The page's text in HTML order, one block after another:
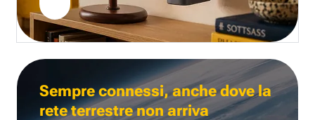
Sempre connessi, anche dove la
rete terrestre non arriva